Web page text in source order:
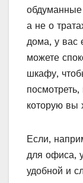
обдуманные
а не о
дома, у вас
можете
шкафу,
которую вы
Если,
для офиса,
удобной и